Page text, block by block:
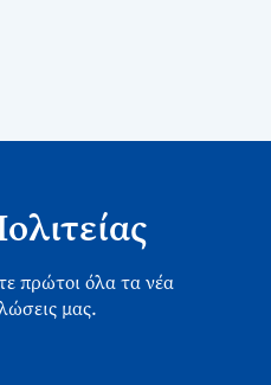
πρώτοι όλα τα νέα
μας.